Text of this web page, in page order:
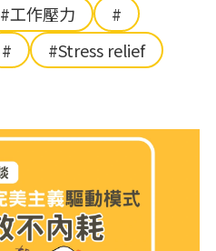
#工作壓力
#
#
#Stress relief